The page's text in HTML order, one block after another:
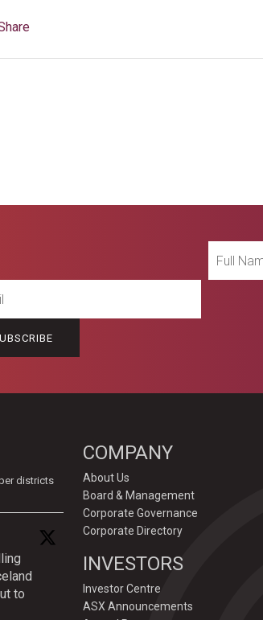
Name
districts
to
COMPANY
About Us
Board & Management
Corporate Governance
Corporate Directory
INVESTORS
Investor Centre
ASX Announcements